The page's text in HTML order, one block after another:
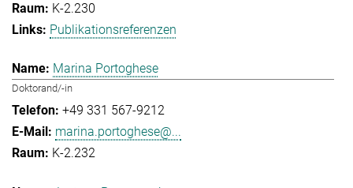
K-2.230
Publikationsreferenzen
Marina Portoghese
Doktorand/-in
+49 331 567-9212
marina.portoghese@...
K-2.232